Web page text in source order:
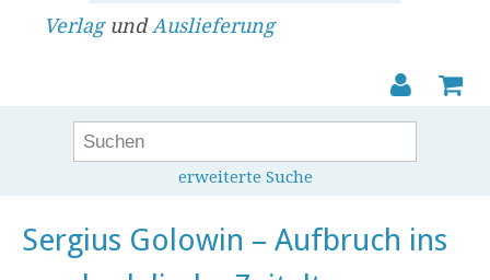
VerlagundAuslieferung
erweiterte Suche
Sergius Golowin – Aufbruch ins